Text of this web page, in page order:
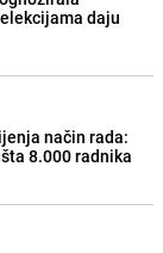
daju
način rada:
8.000 radnika